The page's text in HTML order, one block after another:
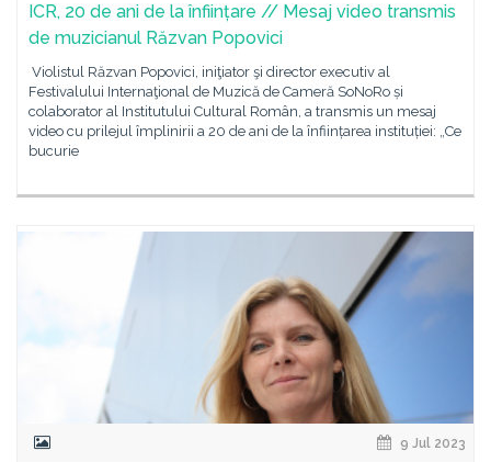
ICR, 20 de ani de la înființare // Mesaj video transmis
de muzicianul Răzvan Popovici
Violistul Răzvan Popovici, iniţiator şi director executiv al
Festivalului Internaţional de Muzică de Cameră SoNoRo și
colaborator al Institutului Cultural Român, a transmis un mesaj
video cu prilejul împlinirii a 20 de ani de la înființarea instituției: „Ce
bucurie
9 Jul 2023